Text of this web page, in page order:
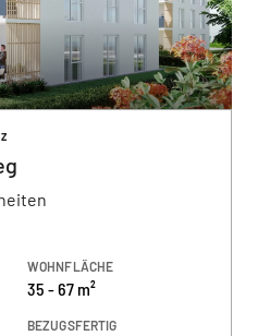
WOHNFLÄCHE
35 - 67 m²
BEZUGSFERTIG